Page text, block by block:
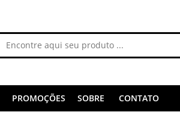
PROMOÇÕES SOBRE CONTATO